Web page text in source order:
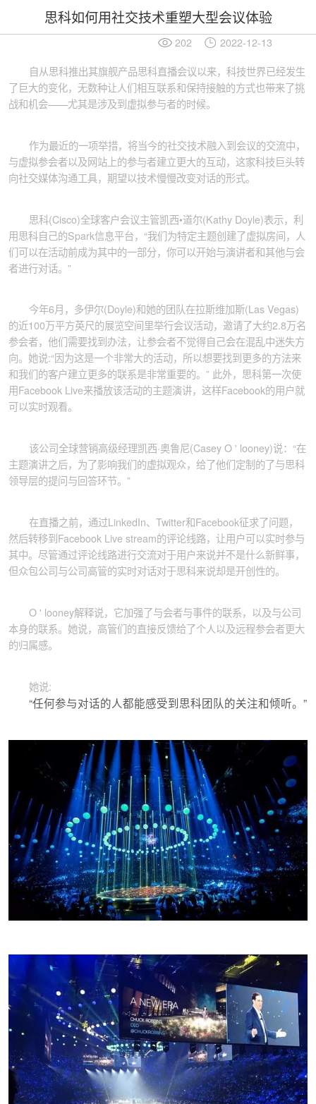
思科如何用社交技术重塑大型会议体验
202 2022-12-13
自从思科推出其旗舰产品思科直播会议以来，科技世界已经发生
了巨大的变化，无数种让人们相互联系和保持接触的方式也带来了挑
战和机会——尤其是涉及到虚拟参与者的时候。
作为最近的一项举措，将当今的社交技术融入到会议的交流中，
与虚拟参会者以及网站上的参与者建立更大的互动，这家科技巨头转
向社交媒体沟通工具，期望以技术慢慢改变对话的形式。
思科(Cisco)全球客户会议主管凯西•道尔(Kathy Doyle)表示，利
用思科自己的Spark信息平台，“我们为特定主题创建了虚拟房间，人
们可以在活动前成为其中的一部分，你可以开始与演讲者和其他与会
者进行对话。”
今年6月，多伊尔(Doyle)和她的团队在拉斯维加斯(Las Vegas)
的近100万平方英尺的展览空间里举行会议活动，邀请了大约2.8万名
参会者，他们需要找到办法，让参会者不觉得自己会在混乱中迷失方
向。她说:“因为这是一个非常大的活动，所以想要找到更多的方法来
和我们的客户建立更多的联系是非常重要的。” 此外，思科第一次使
用Facebook Live来播放该活动的主题演讲，这样Facebook的用户就
可以实时观看。
该公司全球营销高级经理凯西·奥鲁尼(Casey O ' looney)说：“在
主题演讲之后，为了影响我们的虚拟观众，给了他们定制的了与思科
领导层的提问与回答环节。”
在直播之前，通过LinkedIn、Twitter和Facebook征求了问题，
然后转移到Facebook Live stream的评论线路，让用户可以实时参与
其中。尽管通过评论线路进行交流对于用户来说并不是什么新鲜事，
但众包公司与公司高管的实时对话对于思科来说却是开创性的。
O ' looney解释说，它加强了与会者与事件的联系，以及与公司
本身的联系。她说，高管们的直接反馈给了个人以及远程参会者更大
的归属感。
她说:
“任何参与对话的人都能感受到思科团队的关注和倾听。”